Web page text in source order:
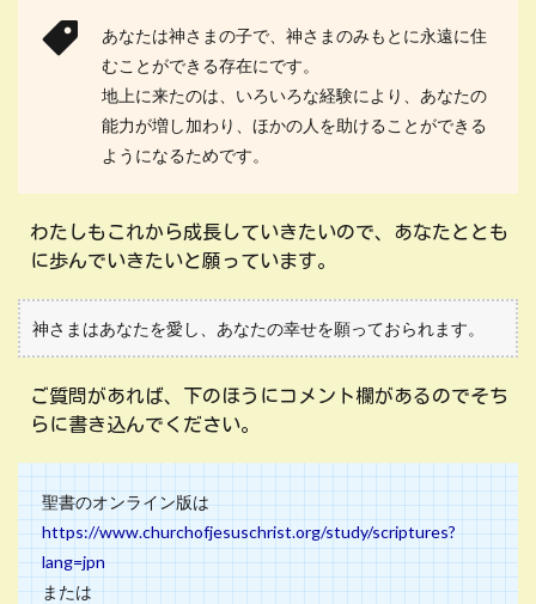
あなたは神さまの子で、神さまのみもとに永遠に住
むことができる存在にです。
地上に来たのは、いろいろな経験により、あなたの
能力が増し加わり、ほかの人を助けることができる
ようになるためです。
わたしもこれから成長していきたいので、あなたととも
に歩んでいきたいと願っています。
神さまはあなたを愛し、あなたの幸せを願っておられます。
ご質問があれば、下のほうにコメント欄があるのでそち
らに書き込んでください。
聖書のオンライン版は
https://www.churchofjesuschrist.org/study/scriptures?
lang=jpn
または